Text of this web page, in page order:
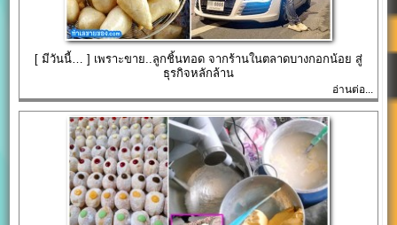
[ มีวันนี้… ] เพราะขาย..ลูกชิ้นทอด จากร้านในตลาดบางกอกน้อย สู่
ธุรกิจหลักล้าน
อ่านต่อ...